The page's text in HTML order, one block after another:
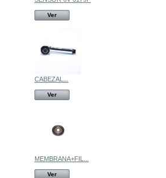
Ver
CABEZAL...
Ver
MEMBRANA+FIL...
Ver